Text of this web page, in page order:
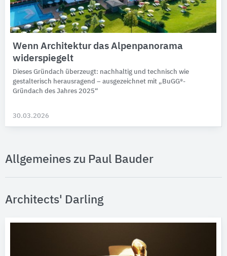
Wenn Architektur das Alpenpanorama
widerspiegelt
Dieses Gründach überzeugt: nachhaltig und technisch wie
gestalterisch herausragend – ausgezeichnet mit „BuGG®-
Gründach des Jahres 2025“
30.03.2026
Allgemeines zu Paul Bauder
Architects' Darling